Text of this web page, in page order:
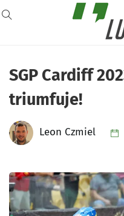
SGP Cardiff
triumfuje!
Leon Czmiel